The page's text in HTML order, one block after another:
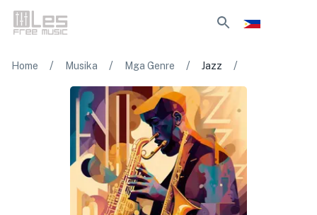
Home / Musika / Mga Genre / Jazz /